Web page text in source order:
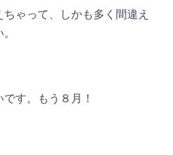
ゃって、しかも多く間違え
す。もう８月！